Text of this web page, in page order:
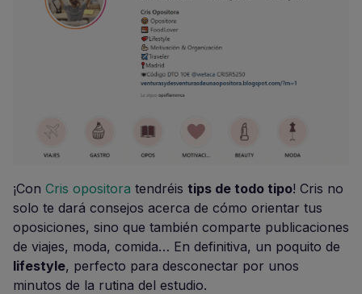
¡Con Cris opositora tendréis tips de todo tipo! Cris no
solo te dará consejos acerca de cómo orientar tus
oposiciones, sino que también comparte publicaciones
de viajes, moda, comida… En definitiva, un poquito de
lifestyle, perfecto para desconectar por unos
minutos de la rutina del estudio.